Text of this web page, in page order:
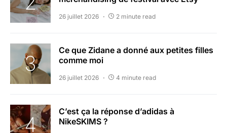
26 juillet 2026 2 minute read
Ce que Zidane a donné aux petites filles
comme moi
26 juillet 2026 4 minute read
C’est ça la réponse d’adidas à
NikeSKIMS ?